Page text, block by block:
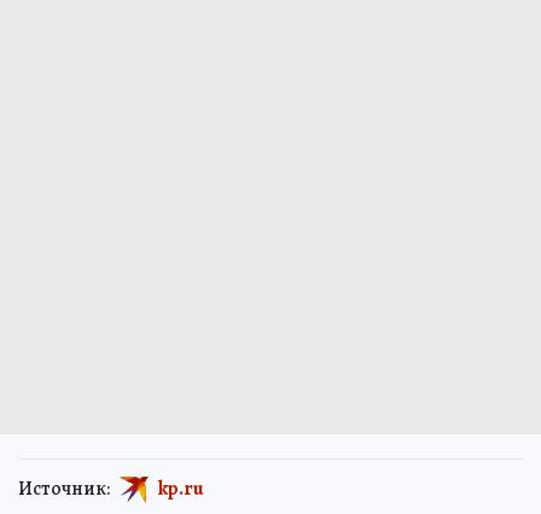
Источник: kp.ru